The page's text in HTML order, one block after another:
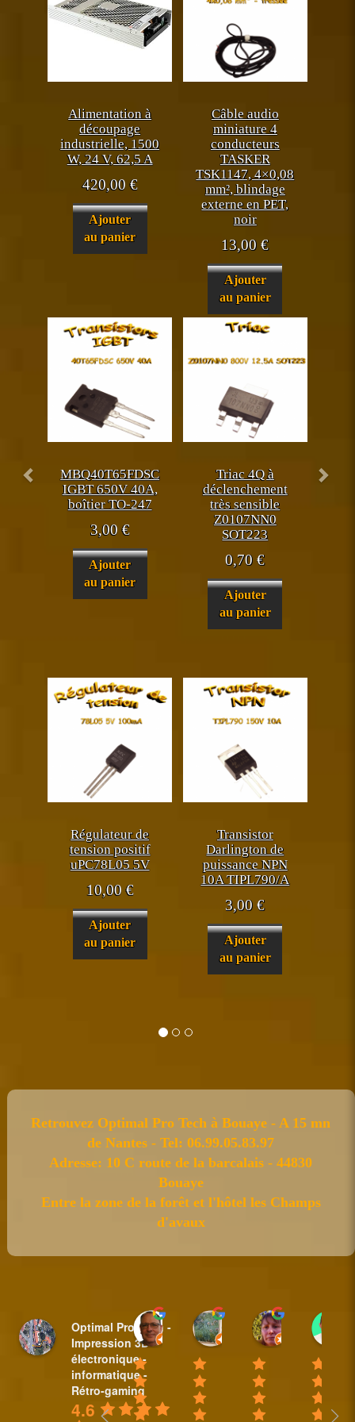
Alimentation à
découpage
industrielle, 1500
W, 24 V, 62,5 A
420,00€
Ajouter
au panier
Câble audio
miniature 4
conducteurs
TASKER
TSK1147, 4×0,08
mm², blindage
externe en PET,
noir
13,00€
Ajouter
au panier
MBQ40T65FDSC
IGBT 650V 40A,
boîtier TO-247
3,00€
Ajouter
au panier
Triac 4Q à
déclenchement
très sensible
Z0107NN0
SOT223
0,70€
Ajouter
au panier
Régulateur de
tension positif
uPC78L05 5V
10,00€
Ajouter
au panier
Transistor
Darlington de
puissance NPN
10A TIPL790/A
3,00€
Ajouter
au panier
Retrouvez Optimal Pro Tech à Bouaye - A 15 mn
de Nantes - Tel: 06.99.05.83.97
Adresse: 10 C route de la barcalais - 44830
Bouaye
Entre la zone de la forêt et l'hôtel les Champs
d'avaux
Optimal Pro Tech -
Impression 3D -
électronique -
informatique -
Rétro-gaming
4.6
Sylvain BAUDET
18:44 31 Mar 25
nicole plantive
16:14 20 Feb 25
Anne
10:35 08